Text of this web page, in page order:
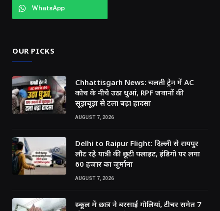
WhatsApp
OUR PICKS
Chhattisgarh News: चलती ट्रेन में AC
कोच के नीचे उठा धुआं, RPF जवानों की
सूझबूझ से टला बड़ा हादसा
AUGUST 7, 2026
Delhi to Raipur Flight: दिल्ली से रायपुर
लौट रहे यात्री की छूटी फ्लाइट, इंडिगो पर लगा
60 हजार का जुर्माना
AUGUST 7, 2026
स्कूल में छात्र ने बरसाईं गोलियां, टीचर समेत 7